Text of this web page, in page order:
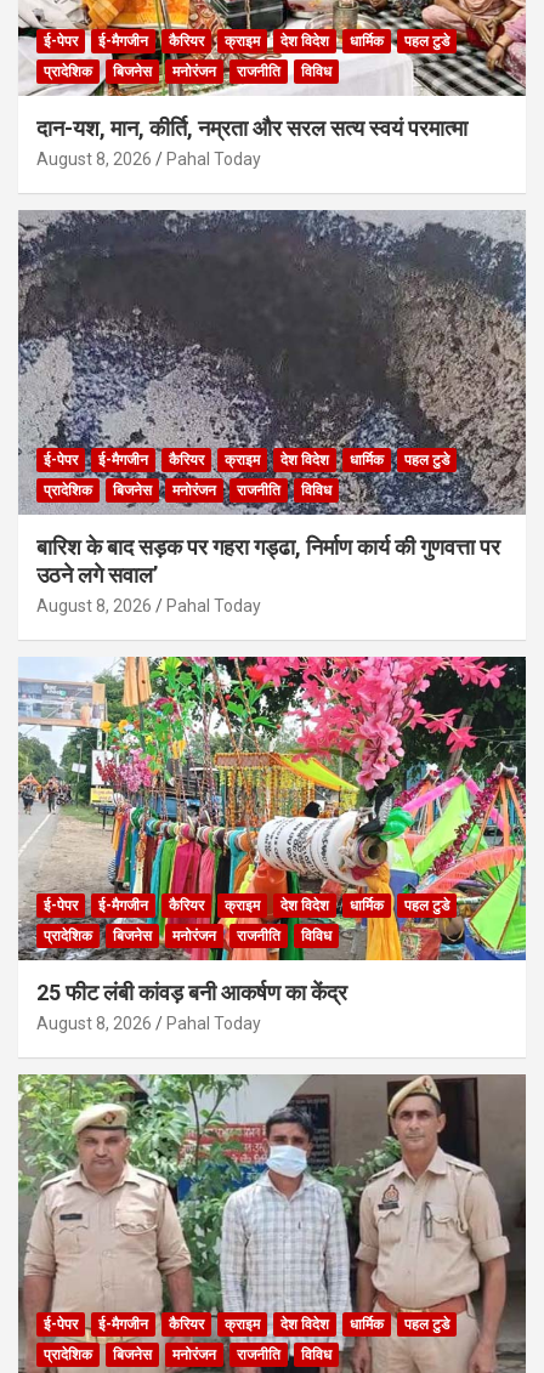
ई-पेपर ई-मैगजीन कैरियर क्राइम देश विदेश धार्मिक
पहल टुडे
प्रादेशिक
बिजनेस मनोरंजन राजनीति विविध
दान-यश, मान, कीर्ति, नम्रता और सरल सत्य स्वयं परमात्मा
August 8, 2026 Pahal Today
ई-पेपर ई-मैगजीन कैरियर क्राइम देश विदेश धार्मिक
पहल टुडे
प्रादेशिक
बिजनेस मनोरंजन राजनीति विविध
बारिश के बाद सड़क पर गहरा गड्ढा, निर्माण कार्य की गुणवत्ता पर
उठने लगे सवाल’
August 8, 2026 Pahal Today
ई-पेपर ई-मैगजीन कैरियर क्राइम देश विदेश धार्मिक
पहल टुडे
प्रादेशिक
बिजनेस मनोरंजन राजनीति विविध
25 फीट लंबी कांवड़ बनी आकर्षण का केंद्र
August 8, 2026 Pahal Today
ई-पेपर ई-मैगजीन कैरियर क्राइम देश विदेश धार्मिक
पहल टुडे
प्रादेशिक
बिजनेस मनोरंजन राजनीति विविध